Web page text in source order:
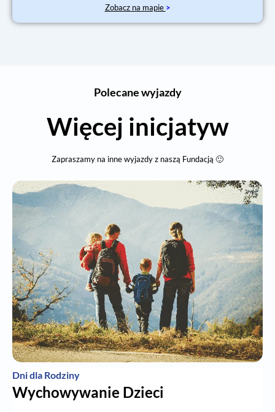
Zobacz na mapie >
Polecane wyjazdy
Więcej inicjatyw
Zapraszamy na inne wyjazdy z naszą Fundacją 🙂
Dni dla Rodziny
Wychowywanie Dzieci